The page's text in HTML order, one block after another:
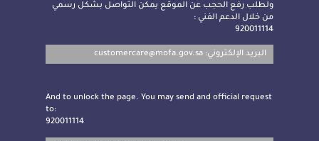
ولطلب رفع الحجب عن الموقع يمكن التواصل بشكل رسمي
من خلال الدعم الفني :
920011114
البريد الإلكتروني: customercare@mofa.gov.sa
And to unlock the page. You may send and official request
to:
920011114